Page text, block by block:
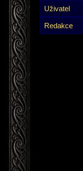
Uživatel
Redakce